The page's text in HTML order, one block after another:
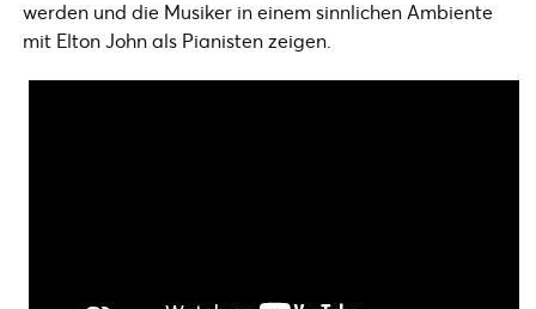
werden und die Musiker in einem sinnlichen Ambiente
mit Elton John als Pianisten zeigen.